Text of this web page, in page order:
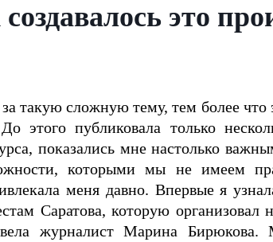
это
такую сложную тему, тем более что
публиковала только
показались мне настолько
которыми мы не имеем
меня давно. Впервые я
Саратова, которую организовал
вела журналист Марина